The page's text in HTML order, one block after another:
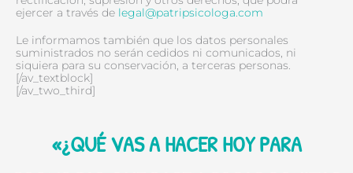
ejercer a través de legal@patripsicologa.com
Le informamos también que los datos personales
suministrados no serán cedidos ni comunicados, ni
siquiera para su conservación, a terceras personas.
[/av_textblock]
[/av_two_third]
«¿QUÉ VAS A HACER HOY PARA